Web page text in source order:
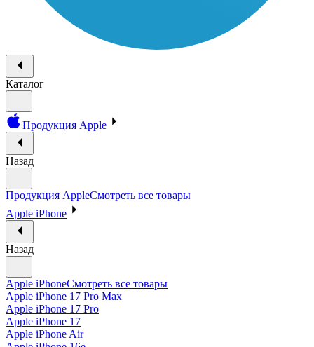
Каталог
Продукция Apple
Назад
Продукция AppleСмотреть все товары
Apple iPhone
Назад
Apple iPhoneСмотреть все товары
Apple iPhone 17 Pro Max
Apple iPhone 17 Pro
Apple iPhone 17
Apple iPhone Air